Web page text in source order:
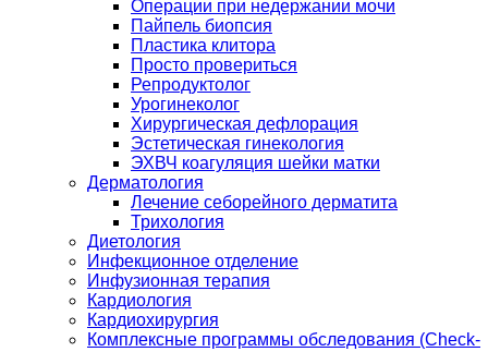
Операции при недержании мочи
Пайпель биопсия
Пластика клитора
Просто провериться
Репродуктолог
Урогинеколог
Хирургическая дефлорация
Эстетическая гинекология
ЭХВЧ коагуляция шейки матки
Дерматология
Лечение себорейного дерматита
Трихология
Диетология
Инфекционное отделение
Инфузионная терапия
Кардиология
Кардиохирургия
Комплексные программы обследования (Check-